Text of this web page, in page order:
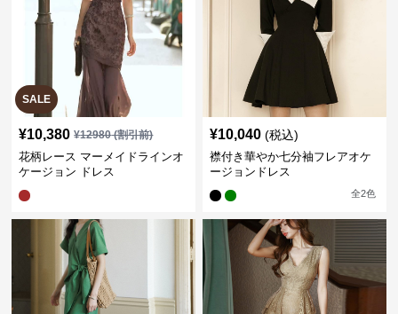
SALE
¥10,380 ¥12980(割引前)
花柄レース マーメイドラインオ
ケージョン ドレス
¥10,040 (税込)
襟付き華やか七分袖フレアオケ
ージョンドレス
全2色